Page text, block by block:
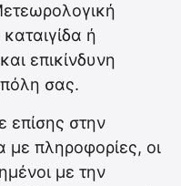
ή
επικίνδυνη
πόλη σας.
επίσης στην
πληροφορίες, οι
με την